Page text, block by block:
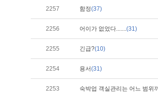
2257 함정(37)
2256 어이가 없었다.......(31)
2255 긴급?(10)
2254 용서(31)
2253 숙박업 객실관리는 어느 범위